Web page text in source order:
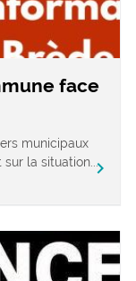
face
municipaux
la situation...
chevron_right